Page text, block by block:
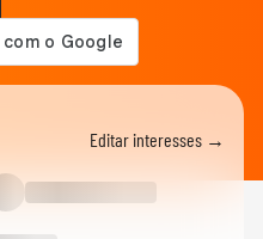
Editar interesses →